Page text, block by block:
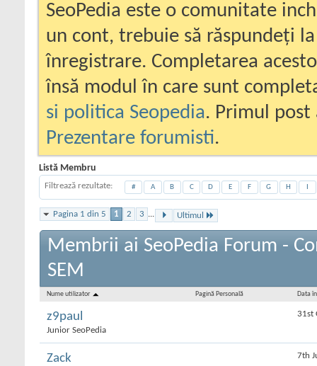
SeoPedia este o comunitate
un cont, trebuie să răspundeți
înregistrare. Completarea
însă modul în care sunt
si politica Seopedia. Primul
Prezentare forumisti.
Listă Membru
Filtrează rezultate # A B C D E F G H
Pagina 1 din 5 1 2 3 ... Ultimul
Membrii ai SeoPedia Forum -
SEM
Nume utilizator Pagină Personală Data
z9paul
Junior SeoPedia
31st
Zack 7th